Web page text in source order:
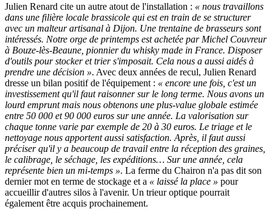
Julien Renard cite un autre atout de l'installation : « nous travaillons
dans une filière locale brassicole qui est en train de se structurer
avec un malteur artisanal à Dijon. Une trentaine de brasseurs sont
intéressés. Notre orge de printemps est achetée par Michel Couvreur
à Bouze-lès-Beaune, pionnier du whisky made in France. Disposer
d'outils pour stocker et trier s'imposait. Cela nous a aussi aidés à
prendre une décision ». Avec deux années de recul, Julien Renard
dresse un bilan positif de l'équipement : « encore une fois, c'est un
investissement qu'il faut raisonner sur le long terme. Nous avons un
lourd emprunt mais nous obtenons une plus-value globale estimée
entre 50 000 et 90 000 euros sur une année. La valorisation sur
chaque tonne varie par exemple de 20 à 30 euros. Le triage et le
nettoyage nous apportent aussi satisfaction. Après, il faut aussi
préciser qu'il y a beaucoup de travail entre la réception des graines,
le calibrage, le séchage, les expéditions… Sur une année, cela
représente bien un mi-temps ». La ferme du Chairon n'a pas dit son
dernier mot en terme de stockage et a « laissé la place » pour
accueillir d'autres silos à l'avenir. Un trieur optique pourrait
également être acquis prochainement.